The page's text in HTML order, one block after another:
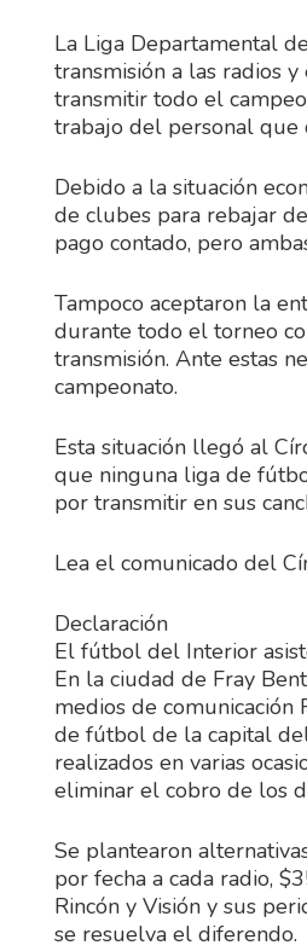
La Liga Departamental
transmisión a las radios
transmitir todo el
trabajo del personal que
Debido a la situación
de clubes para rebajar
pago contado, pero
Tampoco aceptaron la
durante todo el torneo
transmisión. Ante estas
campeonato.
Esta situación llegó al
que ninguna liga de
por transmitir en sus
Lea el comunicado del
Declaración
El fútbol del Interior
En la ciudad de Fray
medios de
de fútbol de la capital
realizados en varias
eliminar el cobro de los
Se plantearon
por fecha a cada radio,
Rincón y Visión y sus
se resuelva el diferendo.